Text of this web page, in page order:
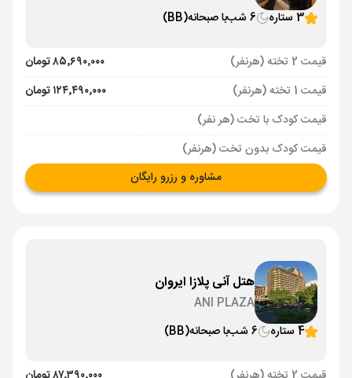
3 ستاره
6 شب با صبحانه(BB)
قیمت 2 تخته (هرنفر)
۸۵٬۶۹۰٬۰۰۰ تومان
قیمت 1 تخته (هرنفر)
۱۲۴٬۴۹۰٬۰۰۰ تومان
قیمت کودک با تخت (هر نفر)
قیمت کودک بدون تخت (هرنفر)
مشاوره و رزرو رایگان
هتل آنی پلازا ایروان
ANI PLAZA
4 ستاره
6 شب با صبحانه(BB)